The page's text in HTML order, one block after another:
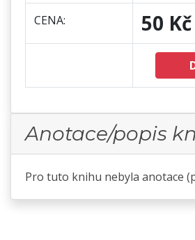
CENA: 50 Kč
Anotace/popis
Pro tuto knihu nebyla anotace